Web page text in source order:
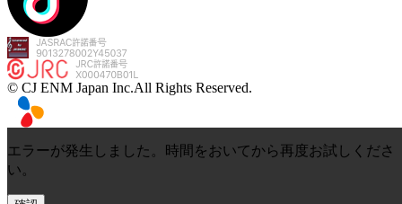
© CJ ENM Japan Inc.All Rights Reserved.
エラーが発生しました。時間をおいてから再度お試しくださ
い。